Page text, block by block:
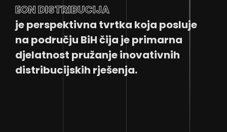
EON DISTRIBUCIJA
je perspektivna tvrtka koja posluje
na području BiH čija je primarna
djelatnost pružanje inovativnih
distribucijskih rješenja.